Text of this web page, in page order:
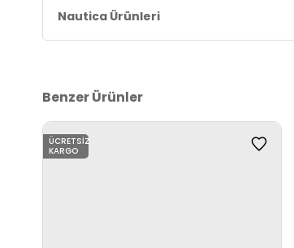
Nautica Ürünleri
Benzer Ürünler
ÜCRETSIZ
KARGO